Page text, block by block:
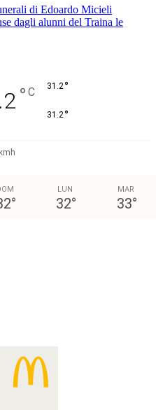
di Edoardo Micieli
dagli alunni del Traina le
° C 31.2°
31.2°
°
LUN
32°
MAR
33°